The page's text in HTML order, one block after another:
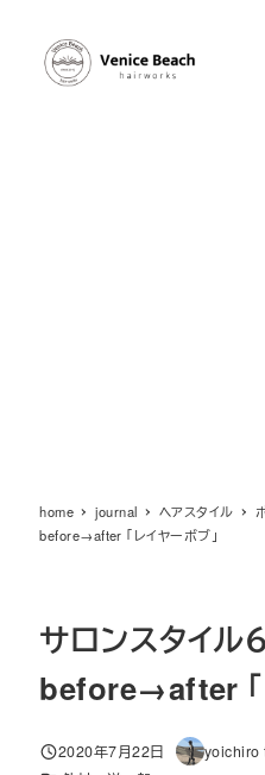
home journal ヘアスタイル
before→after 「レイヤーボブ」
サロンスタイル
before→after 「
投稿日
2020年7月22日
著
yoichiro